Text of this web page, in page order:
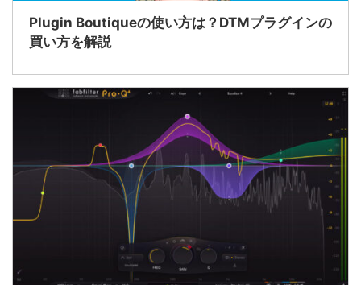
Plugin Boutiqueの使い方は？DTMプラグインの
買い方を解説